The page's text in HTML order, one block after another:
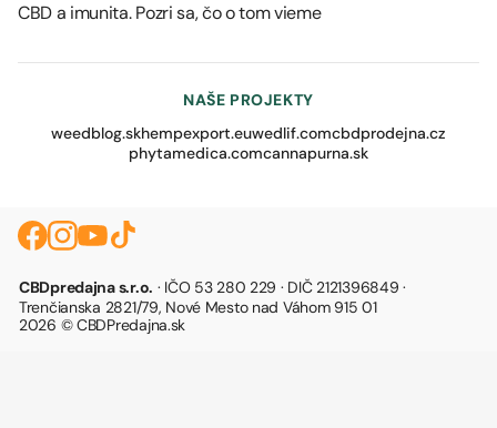
CBD a imunita. Pozri sa, čo o tom vieme
NAŠE PROJEKTY
weedblog.skhempexport.euwedlif.comcbdprodejna.cz
phytamedica.comcannapurna.sk
CBDpredajna s.r.o. · IČO 53 280 229 · DIČ 2121396849 ·
Trenčianska 2821/79, Nové Mesto nad Váhom 915 01
2026 © CBDPredajna.sk